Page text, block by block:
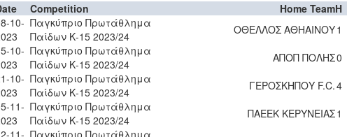
Competition Home TeamH
10- Παγκύπριο Πρωτάθλημα
Παίδων Κ-15 2023/24
ΟΘΕΛΛΟΣ ΑΘΗΑΙΝΟΥ1
10- Παγκύπριο Πρωτάθλημα
Παίδων Κ-15 2023/24
ΑΠΟΠ ΠΟΛΗΣ0
10- Παγκύπριο Πρωτάθλημα
Παίδων Κ-15 2023/24
ΓΕΡΟΣΚΗΠΟΥ F.C.4
11- Παγκύπριο Πρωτάθλημα
Παίδων Κ-15 2023/24
ΠΑΕΕΚ ΚΕΡΥΝΕΙΑΣ1
11- Παγκύπριο Πρωτάθλημα